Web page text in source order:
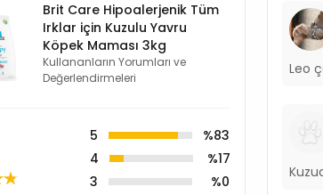
Brit Care Hipoalerjenik Tüm
Irklar için Kuzulu Yavru
Köpek Maması 3kg
Kullananların Yorumları ve
Değerlendirmeleri
5
%83
4
%17
3
%0
Leo